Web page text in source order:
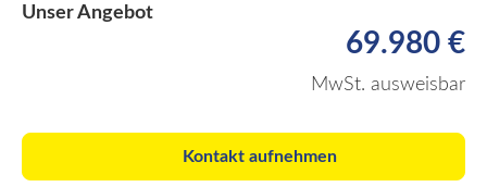
Unser Angebot
69.980 €
MwSt. ausweisbar
Kontakt aufnehmen